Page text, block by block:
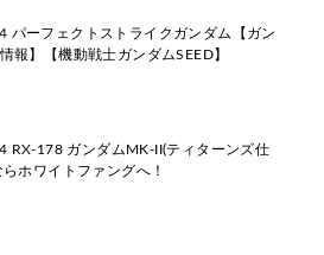
パーフェクトストライクガンダム【ガン
報】【機動戦士ガンダムSEED】
RX-178 ガンダムMK-II(ティターンズ仕
ホワイトファングへ！